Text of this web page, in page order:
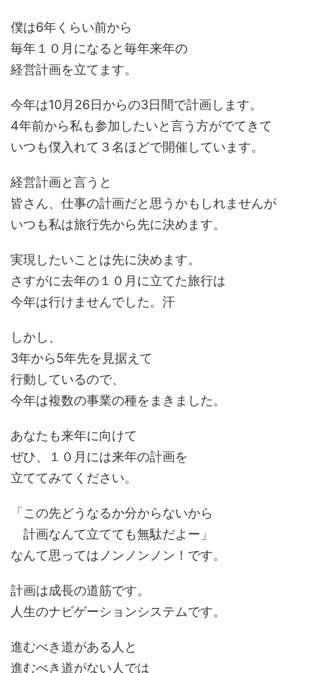
僕は6年くらい前から
毎年１０月になると毎年来年の
経営計画を立てます。
今年は10月26日からの3日間で計画します。
4年前から私も参加したいと言う方がでてきて
いつも僕入れて３名ほどで開催しています。
経営計画と言うと
皆さん、仕事の計画だと思うかもしれませんが
いつも私は旅行先から先に決めます。
実現したいことは先に決めます。
さすがに去年の１０月に立てた旅行は
今年は行けませんでした。汗
しかし、
3年から5年先を見据えて
行動しているので、
今年は複数の事業の種をまきました。
あなたも来年に向けて
ぜひ、１０月には来年の計画を
立ててみてください。
「この先どうなるか分からないから
計画なんて立てても無駄だよー」
なんて思ってはノンノンノン！です。
計画は成長の道筋です。
人生のナビゲーションシステムです。
進むべき道がある人と
進むべき道がない人では